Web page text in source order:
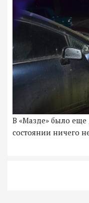
В «Мазде» было еще
состоянии ничего